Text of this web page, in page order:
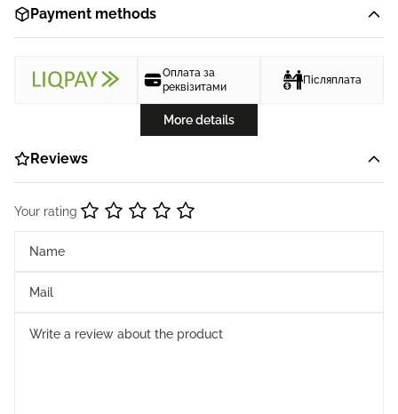
Payment methods
Оплата за
реквізитами
Післяплата
More details
Reviews
Your rating